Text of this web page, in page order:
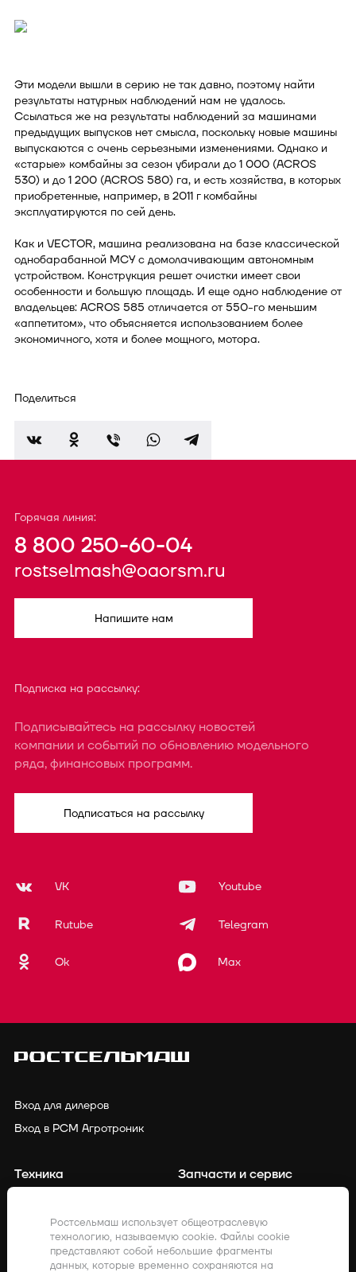
Эти модели вышли в серию не так давно, поэтому найти
результаты натурных наблюдений нам не удалось.
Ссылаться же на результаты наблюдений за машинами
предыдущих выпусков нет смысла, поскольку новые машины
выпускаются с очень серьезными изменениями. Однако и
«старые» комбайны за сезон убирали до 1 000 (ACROS
530) и до 1 200 (ACROS 580) га, и есть хозяйства, в которых
приобретенные, например, в 2011 г комбайны
эксплуатируются по сей день.
Как и VECTOR, машина реализована на базе классической
однобарабанной МСУ с домолачивающим автономным
устройством. Конструкция решет очистки имеет свои
особенности и большую площадь. И еще одно наблюдение от
владельцев: ACROS 585 отличается от 550-го меньшим
«аппетитом», что объясняется использованием более
экономичного, хотя и более мощного, мотора.
Поделиться
Горячая линия:
8 800 250-60-04
rostselmash@oaorsm.ru
Напишите нам
Подписка на рассылку:
Подписывайтесь на рассылку новостей
компании и событий по обновлению модельного
ряда, финансовых программ.
Подписаться на рассылку
VK Youtube
Rutube Telegram
Ok Max
Вход для дилеров
Вход в РСМ Агротроник
Техника
Точное земледелие
Запчасти и сервис
Клиенты о нас
Ростсельмаш использует общеотраслевую
технологию, называемую cookie. Файлы cookie
представляют собой небольшие фрагменты
данных, которые временно сохраняются на